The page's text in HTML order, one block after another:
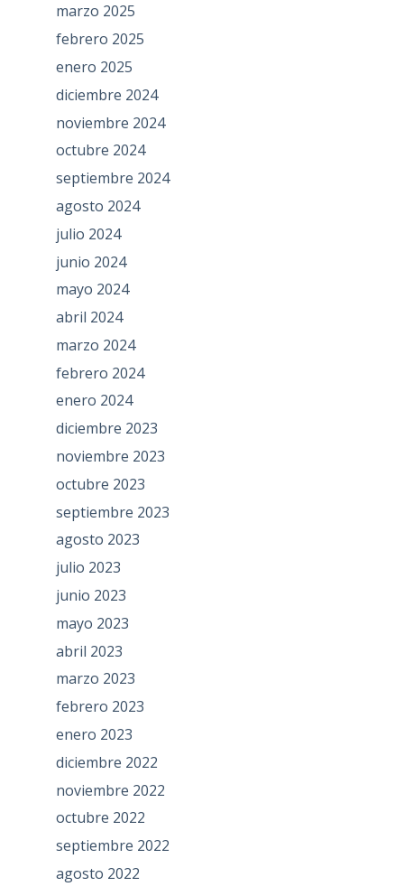
marzo 2025
febrero 2025
enero 2025
diciembre 2024
noviembre 2024
octubre 2024
septiembre 2024
agosto 2024
julio 2024
junio 2024
mayo 2024
abril 2024
marzo 2024
febrero 2024
enero 2024
diciembre 2023
noviembre 2023
octubre 2023
septiembre 2023
agosto 2023
julio 2023
junio 2023
mayo 2023
abril 2023
marzo 2023
febrero 2023
enero 2023
diciembre 2022
noviembre 2022
octubre 2022
septiembre 2022
agosto 2022